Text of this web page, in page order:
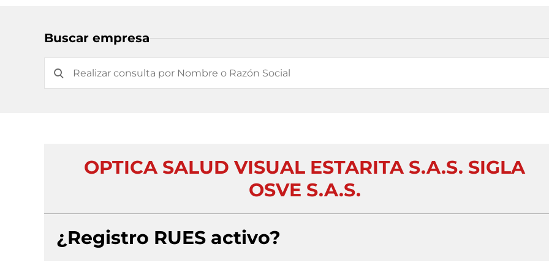
Buscar empresa
OPTICA SALUD VISUAL ESTARITA S.A.S. SIGLA
OSVE S.A.S.
¿Registro RUES activo?